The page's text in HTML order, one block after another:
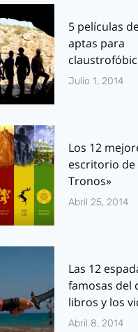
5 películas
aptas para
Julio 1, 2014
Los 12
escritorio de
Tronos»
Abril 25, 2014
Las 12
famosas del
libros y los
Abril 8, 2014